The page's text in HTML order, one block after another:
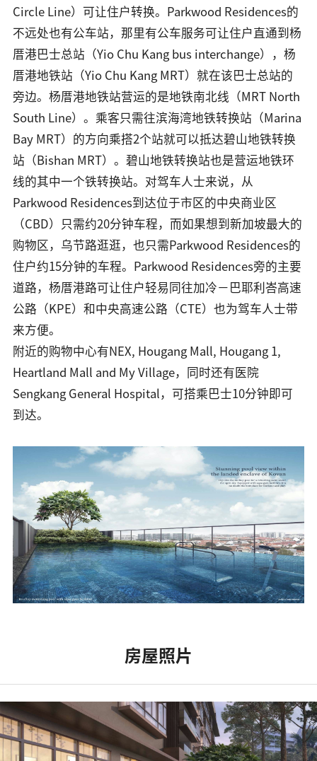
Circle Line）可让住户转换。Parkwood Residences的
不远处也有公车站，那里有公车服务可让住户直通到杨
厝港巴士总站（Yio Chu Kang bus interchange），杨
厝港地铁站（Yio Chu Kang MRT）就在该巴士总站的
旁边。杨厝港地铁站营运的是地铁南北线（MRT North
South Line）。乘客只需往滨海湾地铁转换站（Marina
Bay MRT）的方向乘搭2个站就可以抵达碧山地铁转换
站（Bishan MRT）。碧山地铁转换站也是营运地铁环
线的其中一个铁转换站。对驾车人士来说，从
Parkwood Residences到达位于市区的中央商业区
（CBD）只需约20分钟车程，而如果想到新加坡最大的
购物区，乌节路逛逛，也只需Parkwood Residences的
住户约15分钟的车程。Parkwood Residences旁的主要
道路，杨厝港路可让住户轻易同往加冷－巴耶利峇高速
公路（KPE）和中央高速公路（CTE）也为驾车人士带
来方便。
附近的购物中心有NEX, Hougang Mall, Hougang 1,
Heartland Mall and My Village，同时还有医院
Sengkang General Hospital，可搭乘巴士10分钟即可
到达。
房屋照片